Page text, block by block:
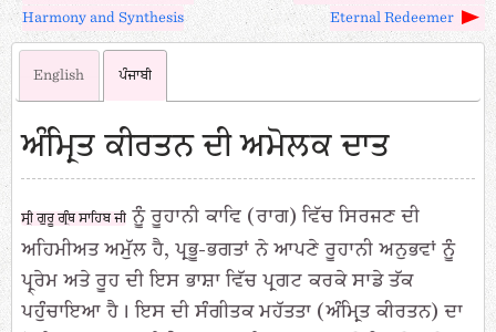
Harmony and Synthesis
Eternal Redeemer
English ਪੰਜਾਬੀ
ਅੰਮ੍ਰਿਤ ਕੀਰਤਨ ਦੀ ਅਮੋਲਕ ਦਾਤ
ਸ੍ਰੀ ਗੁਰੂ ਗ੍ਰੰਥ ਸਾਹਿਬ ਜੀ ਨੂੰ ਰੂਹਾਨੀ ਕਾਵਿ (ਰਾਗ) ਵਿੱਚ ਸਿਰਜਣ ਦੀ
ਅਹਿਮੀਅਤ ਅਮੁੱਲ ਹੈ, ਪ੍ਰਭੂ-ਭਗਤਾਂ ਨੇ ਆਪਣੇ ਰੂਹਾਨੀ ਅਨੁਭਵਾਂ ਨੂੰ
ਪ੍ਰ੍ਰੇਮ ਅਤੇ ਰੂਹ ਦੀ ਇਸ ਭਾਸ਼ਾ ਵਿੱਚ ਪ੍ਰਗਟ ਕਰਕੇ ਸਾਡੇ ਤੱਕ
ਪਹੁੰਚਾਇਆ ਹੈ। ਇਸ ਦੀ ਸੰਗੀਤਕ ਮਹੱਤਤਾ (ਅੰਮ੍ਰਿਤ ਕੀਰਤਨ) ਦਾ